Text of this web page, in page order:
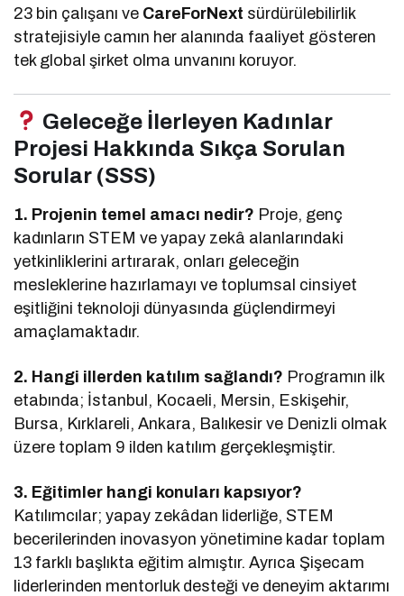
23 bin çalışanı ve CareForNext sürdürülebilirlik
stratejisiyle camın her alanında faaliyet gösteren
tek global şirket olma unvanını koruyor.
Geleceğe İlerleyen Kadınlar
Projesi Hakkında Sıkça Sorulan
Sorular (SSS)
1. Projenin temel amacı nedir? Proje, genç
kadınların STEM ve yapay zekâ alanlarındaki
yetkinliklerini artırarak, onları geleceğin
mesleklerine hazırlamayı ve toplumsal cinsiyet
eşitliğini teknoloji dünyasında güçlendirmeyi
amaçlamaktadır.
2. Hangi illerden katılım sağlandı? Programın ilk
etabında; İstanbul, Kocaeli, Mersin, Eskişehir,
Bursa, Kırklareli, Ankara, Balıkesir ve Denizli olmak
üzere toplam 9 ilden katılım gerçekleşmiştir.
3. Eğitimler hangi konuları kapsıyor?
Katılımcılar; yapay zekâdan liderliğe, STEM
becerilerinden inovasyon yönetimine kadar toplam
13 farklı başlıkta eğitim almıştır. Ayrıca Şişecam
liderlerinden mentorluk desteği ve deneyim aktarımı